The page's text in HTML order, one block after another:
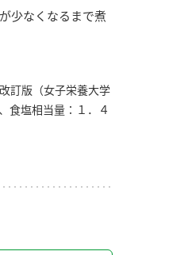
少なくなるまで煮
訂版（女子栄養大学
食塩相当量：１．４